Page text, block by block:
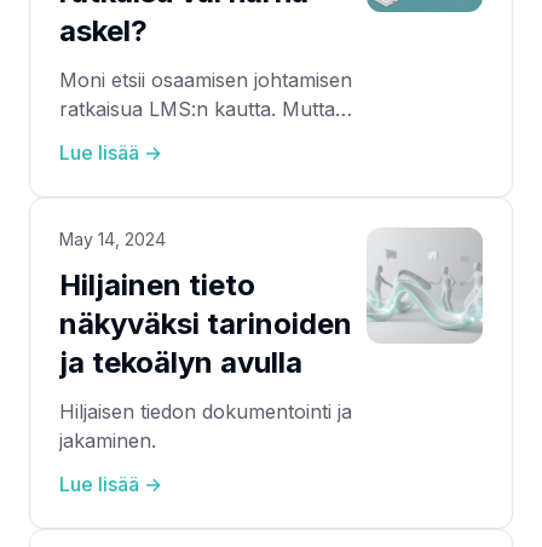
askel?
Moni etsii osaamisen johtamisen
ratkaisua LMS:n kautta. Mutta
ongelmaa? Lue, miksi
tarvitsemme sillanrakentajaa – ei
Lue lisää →
May 14, 2024
Hiljainen tieto
näkyväksi tarinoiden
ja tekoälyn avulla
Hiljaisen tiedon dokumentointi ja
jakaminen.
Lue lisää →